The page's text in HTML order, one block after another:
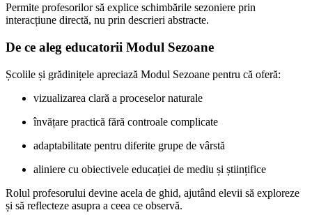
Permite profesorilor să explice schimbările sezoniere prin
interacțiune directă, nu prin descrieri abstracte.
De ce aleg educatorii Modul Sezoane
Școlile și grădinițele apreciază Modul Sezoane pentru că oferă:
vizualizarea clară a proceselor naturale
învățare practică fără controale complicate
adaptabilitate pentru diferite grupe de vârstă
aliniere cu obiectivele educației de mediu și științifice
Rolul profesorului devine acela de ghid, ajutând elevii să exploreze
și să reflecteze asupra a ceea ce observă.